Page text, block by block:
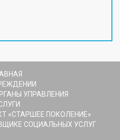
УПРАВЛЕНИЯ
«СТАРШЕЕ ПОКОЛЕНИЕ»
СОЦИАЛЬНЫХ УСЛУГ